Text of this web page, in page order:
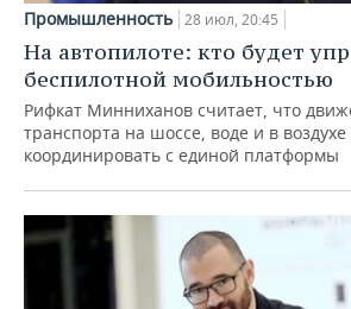
Промышленность 28 июл, 20:45
На автопилоте: кто будет
беспилотной мобильностью
Рифкат Минниханов считает, что
транспорта на шоссе, воде и в
координировать с единой платформы